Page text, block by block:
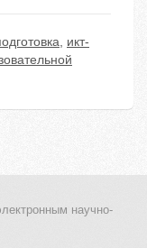
, икт-
научно-